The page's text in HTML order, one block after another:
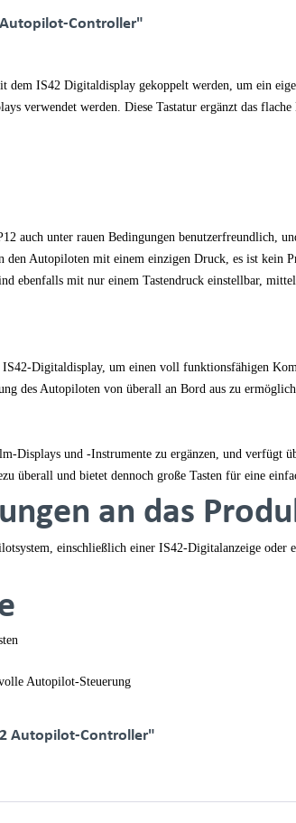
Controller"
dem IS42 Digitaldisplay gekoppelt werden, um ein
verwendet werden. Diese Tastatur ergänzt das
auch unter rauen Bedingungen benutzerfreundlich,
Autopiloten mit einem einzigen Druck, es ist kein
ebenfalls mit nur einem Tastendruck einstellbar,
Digitaldisplay, um einen voll funktionsfähigen
des Autopiloten von überall an Bord aus zu
Displays und -Instrumente zu ergänzen, und
überall und bietet dennoch große Tasten für eine
an das
einschließlich einer IS42-Digitalanzeige
Autopilot-Steuerung
Autopilot-Controller"